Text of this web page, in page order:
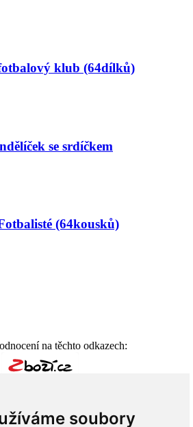
soubory
klub (64dílků)
se srdíčkem
(64kousků)
na těchto odkazech: